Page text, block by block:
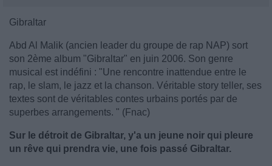
Gibraltar
Abd Al Malik (ancien leader du groupe de rap NAP) sort
son 2ème album "Gibraltar" en juin 2006. Son genre
musical est indéfini : "Une rencontre inattendue entre le
rap, le slam, le jazz et la chanson. Véritable story teller, ses
textes sont de véritables contes urbains portés par de
superbes arrangements. " (Fnac)
Sur le détroit de Gibraltar, y'a un jeune noir qui pleure
un rêve qui prendra vie, une fois passé Gibraltar.